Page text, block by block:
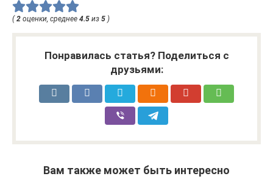
( 2 оценки, среднее 4.5 из 5 )
Понравилась статья? Поделиться с
друзьями:
Вам также может быть интересно